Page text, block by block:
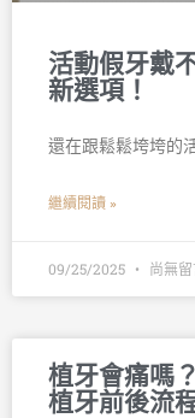
活動假牙戴
新選項！
還在跟鬆鬆垮垮的
繼續閱讀 »
09/25/2025 尚無
植牙會痛嗎
植牙前後流